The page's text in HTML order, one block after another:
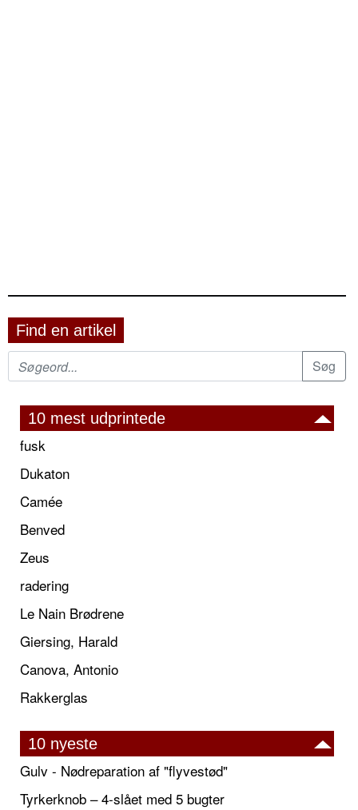
Find en artikel
10 mest udprintede
fusk
Dukaton
Camée
Benved
Zeus
radering
Le Nain Brødrene
Giersing, Harald
Canova, Antonio
Rakkerglas
10 nyeste
Gulv - Nødreparation af "flyvestød"
Tyrkerknob – 4-slået med 5 bugter